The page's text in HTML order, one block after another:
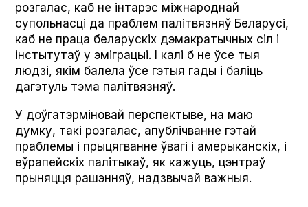
розгалас, каб не інтарэс міжнароднай
супольнасці да праблем палітвязняў Беларусі,
каб не праца беларускіх дэмакратычных сіл і
інстытутаў у эміграцыі. І калі б не ўсе тыя
людзі, якім балела ўсе гэтыя гады і баліць
дагэтуль тэма палітвязняў.
У доўгатэрміновай перспектыве, на маю
думку, такі розгалас, апублічванне гэтай
праблемы і прыцягванне ўвагі і амерыканскіх, і
еўрапейскіх палітыкаў, як кажуць, цэнтраў
прыняцця рашэнняў, надзвычай важныя.